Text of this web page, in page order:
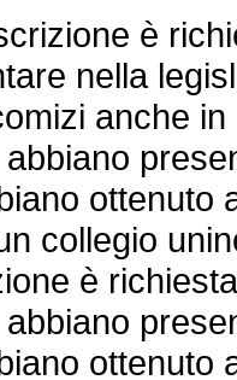
è
nella
anche
ottenuto
collegio
è
ottenuto